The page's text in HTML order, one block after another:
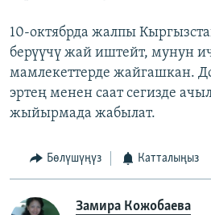
10-октябрда жалпы
берүүчү жай иштейт, мунун
мамлекеттерде жайгашкан.
эртең менен саат сегизде
жыйырмада жабылат.
Бөлүшүңүз Катталыңыз
Замира Кожобаева